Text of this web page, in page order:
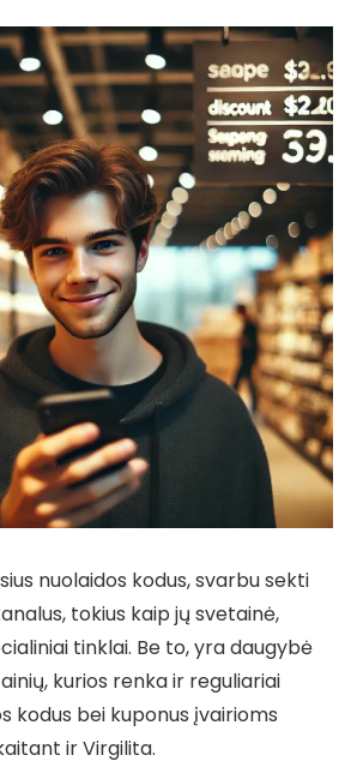
nuolaidos kodus, svarbu sekti
tokius kaip jų svetainė,
tinklai. Be to, yra daugybė
kurios renka ir reguliariai
kodus bei kuponus įvairioms
ir Virgilita.